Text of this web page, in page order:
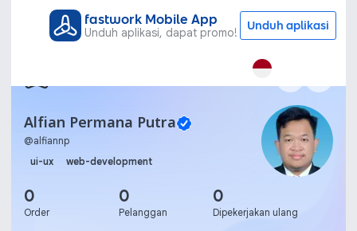
fastwork Mobile App
Unduh aplikasi, dapat promo! Unduh aplikasi
Alfian Permana Putra
@alfiannp
ui-ux
web-development
0
Order
0
Pelanggan
0
Dipekerjakan ulang